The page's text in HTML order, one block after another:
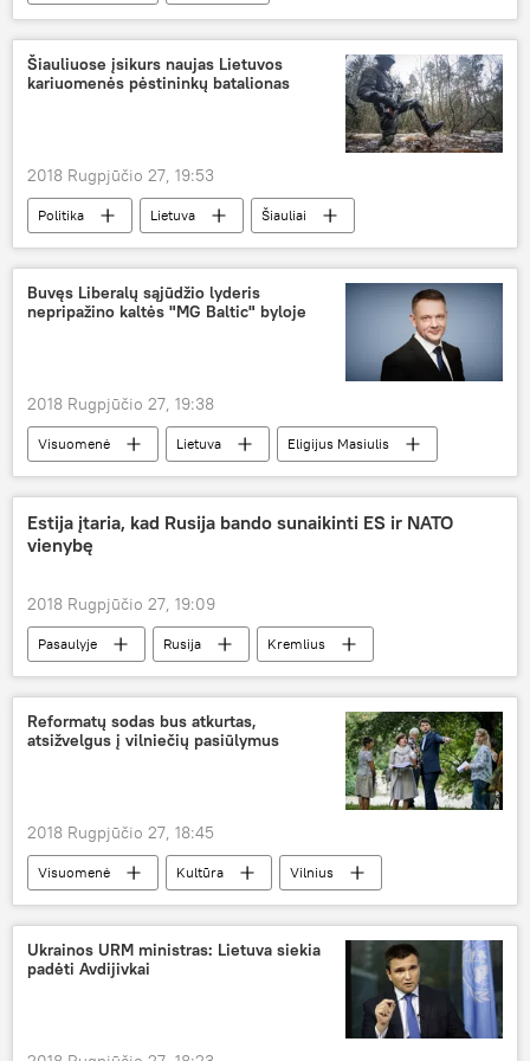
Lietuvos geležinkeliai
keleiviai
keleivių vežimas
Šiauliuose įsikurs naujas Lietuvos
kariuomenės pėstininkų batalionas
2018 Rugpjūčio 27, 19:53
Politika Lietuva
Šiauliai
Lietuvos kariuomenė
Krašto apsaugos ministerija (KAM)
Buvęs Liberalų sąjūdžio lyderis
nepripažino kaltės "MG Baltic" byloje
2018 Rugpjūčio 27, 19:38
Visuomenė Lietuva
Eligijus Masiulis
korupcija
kyšis kyšininkavimas
Estija įtaria, kad Rusija bando sunaikinti ES ir NATO
vienybę
2018 Rugpjūčio 27, 19:09
Pasaulyje Rusija
Kremlius
Estija
Reformatų sodas bus atkurtas,
atsižvelgus į vilniečių pasiūlymus
2018 Rugpjūčio 27, 18:45
Visuomenė Kultūra
Vilnius
Lietuva
reformatų sodas
Ukrainos URM ministras: Lietuva siekia
padėti Avdijivkai